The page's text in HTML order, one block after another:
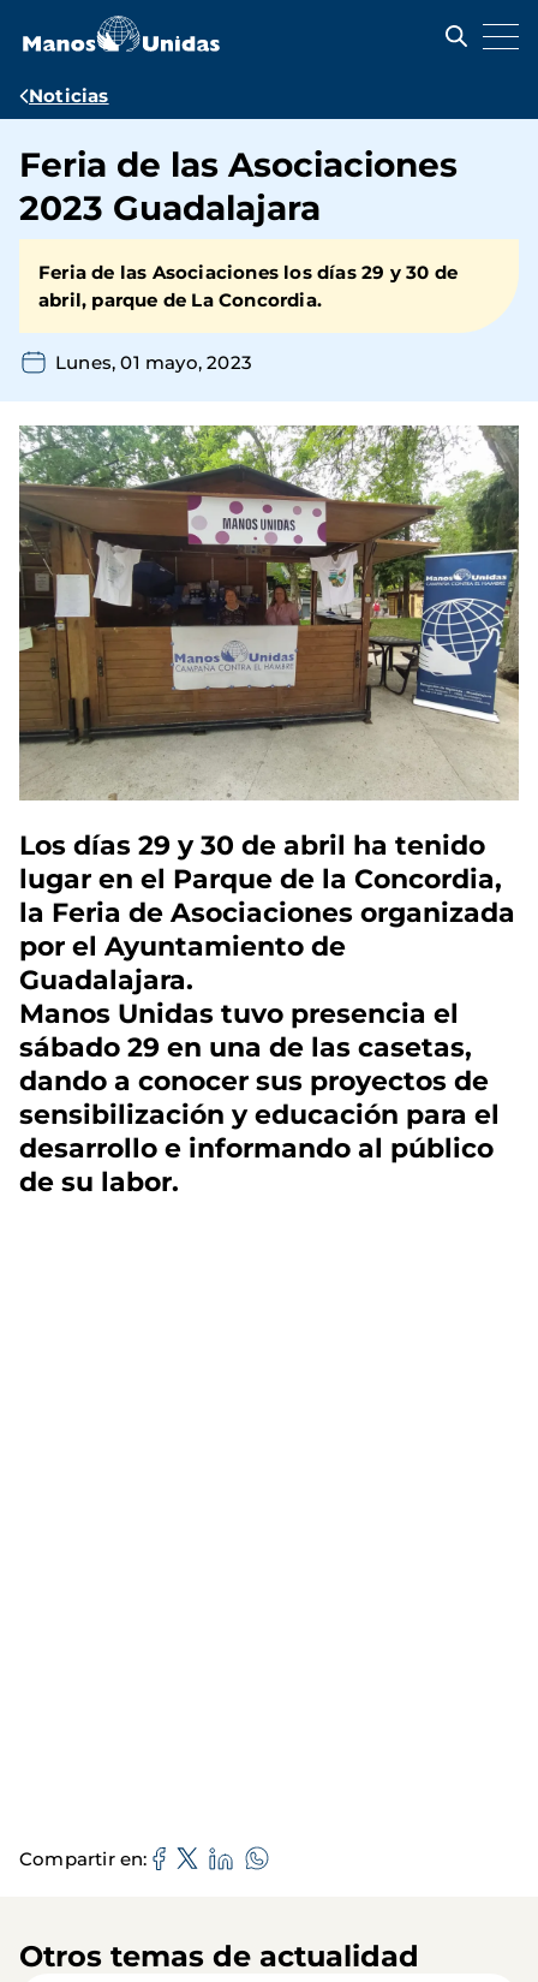
contenido
Ruta
navegación
Noticias
Feria de las Asociaciones
2023 Guadalajara
Feria de las Asociaciones los días 29 y 30 de
abril, parque de La Concordia.
Lunes, 01 mayo, 2023
Los días 29 y 30 de abril ha tenido
lugar en el Parque de la Concordia,
la Feria de Asociaciones organizada
por el Ayuntamiento de
Guadalajara.
Manos Unidas tuvo presencia el
sábado 29 en una de las casetas,
dando a conocer sus proyectos de
sensibilización y educación para el
desarrollo e informando al público
de su labor.
Compartir en
Otros temas de actualidad